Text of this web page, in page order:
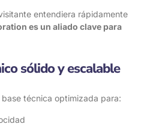
entendiera rápidamente
es un aliado clave para
sólido y escalable
técnica optimizada para: